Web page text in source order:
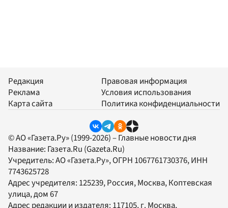
Редакция
Реклама
Карта сайта
Правовая информация
Условия использования
Политика конфиденциальности
© АО «Газета.Ру» (1999-2026) – Главные новости дня
Название: Газета.Ru (Gazeta.Ru)
Учредитель:АО «Газета.Ру», ОГРН 1067761730376, ИНН
7743625728
Адрес учредителя: 125239, Россия, Москва, Коптевская
улица, дом 67
Адрес редакции и издателя: 117105, г. Москва,